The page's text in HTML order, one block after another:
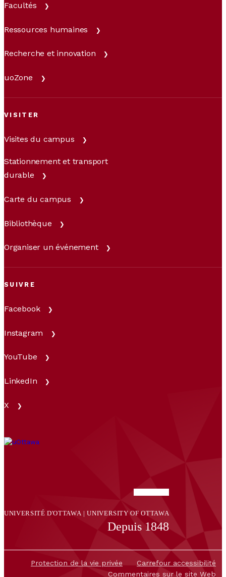
Facultés
Ressources humaines
Recherche et innovation
uoZone
VISITER
Visites du campus
Stationnement et transport
durable
Carte du campus
Bibliothèque
Organiser un événement
SUIVRE
Facebook
Instagram
YouTube
LinkedIn
X
UNIVERSITÉ D'OTTAWA | UNIVERSITY OF OTTAWA
Depuis 1848
Protection de la vie privée
Carrefour accessibilité
Commentaires sur le site Web